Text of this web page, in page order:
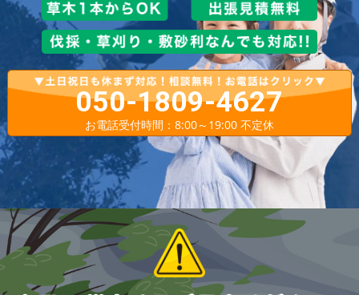
050-1809-4627
お電話受付時間：8:00～19:00 不定休